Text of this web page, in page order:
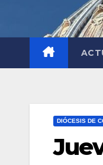
DIÓCESIS DE